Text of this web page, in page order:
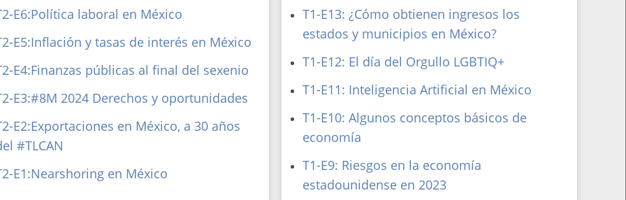
E6:Política laboral en México
E5:Inflación y tasas de interés en México
E4:Finanzas públicas al final del sexenio⁠
E3:#8M 2024 Derechos y oportunidades
E2:Exportaciones en México, a 30 años
#TLCAN
E1:Nearshoring en México
T1-E13: ¿Cómo obtienen ingresos los
estados y municipios en México?
T1-E12: El día del Orgullo LGBTIQ+
T1-E11: Inteligencia Artificial en México
T1-E10: Algunos conceptos básicos de
economía
T1-E9: Riesgos en la economía
estadounidense en 2023